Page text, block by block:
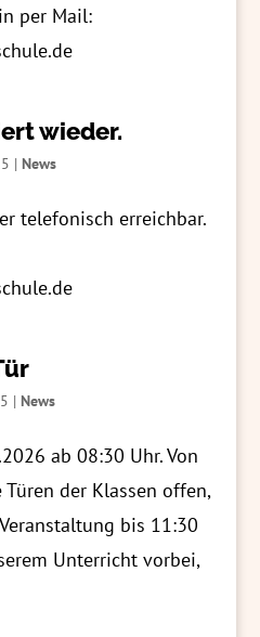
per Mail:
wieder.
|News
telefonisch erreichbar.
|News
ab 08:30 Uhr. Von
der Klassen offen,
bis 11:30
Unterricht vorbei,